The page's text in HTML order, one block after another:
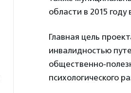
области в 2015
Главная цель
инвалидностью
общественно-
психологического